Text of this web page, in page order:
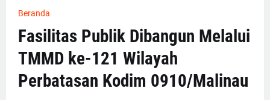
Beranda
Fasilitas Publik Dibangun Melalui
TMMD ke-121 Wilayah
Perbatasan Kodim 0910/Malinau